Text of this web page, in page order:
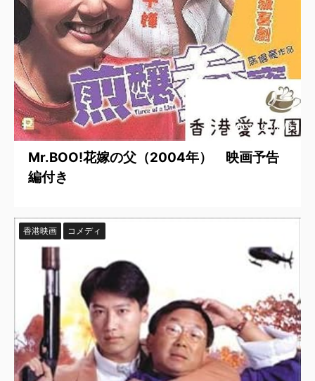
2025/8/3
Mr.BOO!花嫁の父（2004年） 映画予告
編付き
香港映画 コメディ